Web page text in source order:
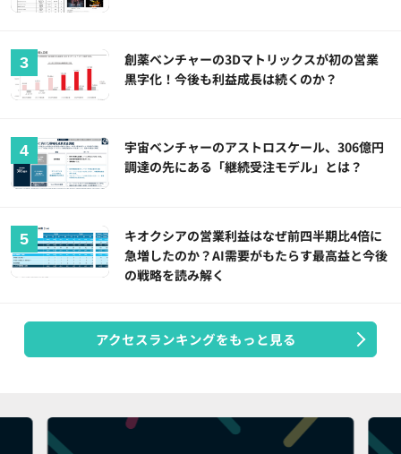
創薬ベンチャーの3Dマトリックスが初の営業
黒字化！今後も利益成長は続くのか？
宇宙ベンチャーのアストロスケール、306億円
調達の先にある「継続受注モデル」とは？
キオクシアの営業利益はなぜ前四半期比4倍に
急増したのか？AI需要がもたらす最高益と今後
の戦略を読み解く
アクセスランキングをもっと見る